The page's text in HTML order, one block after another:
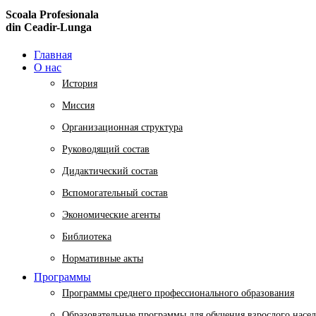
Scoala Profesionala
din Ceadir-Lunga
Главная
О нас
История
Миссия
Организационная структура
Руководящий состав
Дидактический состав
Вспомогательный состав
Экономические агенты
Библиотека
Нормативные акты
Программы
Программы среднего профессионального образования